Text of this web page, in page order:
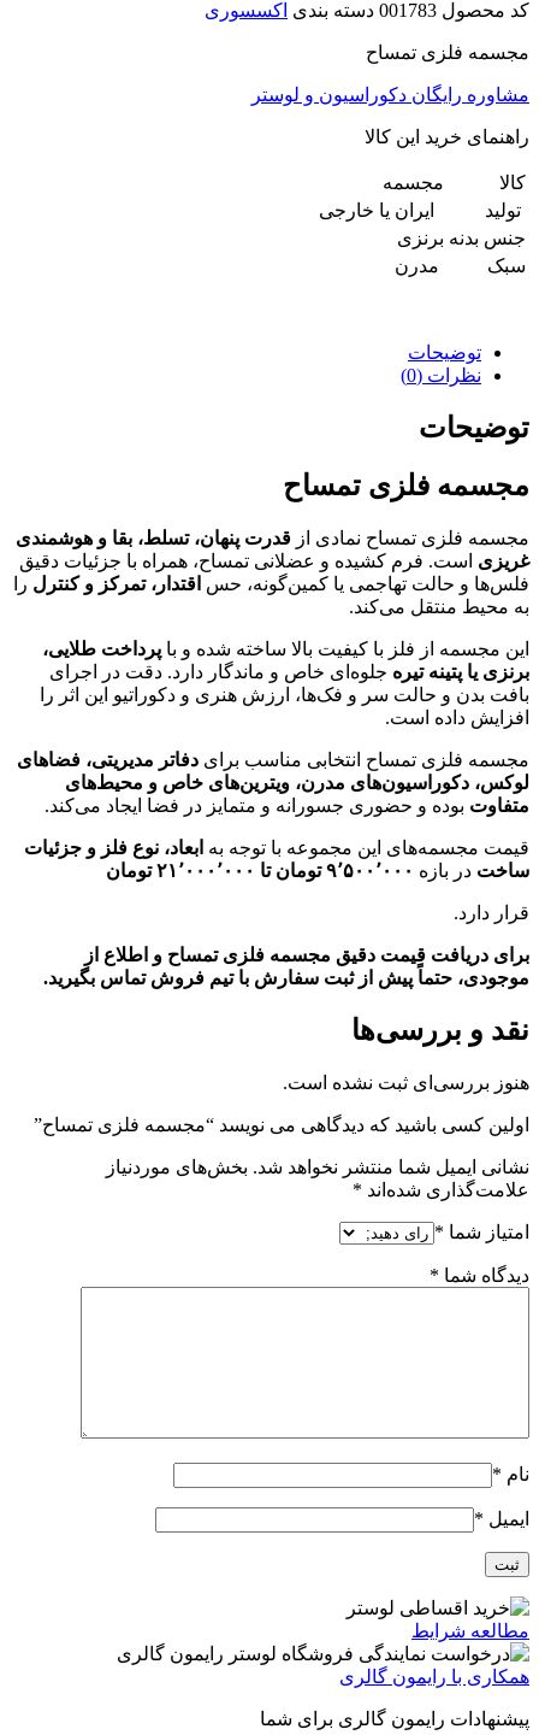
کد محصول 001783 دسته بندی اکسسوری
مجسمه فلزی تمساح
مشاوره رایگان دکوراسیون و لوستر
راهنمای خرید این کالا
کالا
مجسمه
تولید
ایران یا خارجی
جنس بدنه برنزی
سبک
مدرن
توضیحات
نظرات (0)
توضیحات
مجسمه فلزی تمساح
مجسمه فلزی تمساح نمادی از قدرت پنهان، تسلط، بقا و هوشمندی
غریزی است. فرم کشیده و عضلانی تمساح، همراه با جزئیات دقیق
فلس‌ها و حالت تهاجمی یا کمین‌گونه، حس اقتدار، تمرکز و کنترل را
به محیط منتقل می‌کند.
این مجسمه از فلز با کیفیت بالا ساخته شده و با پرداخت طلایی،
برنزی یا پتینه تیره جلوه‌ای خاص و ماندگار دارد. دقت در اجرای
بافت بدن و حالت سر و فک‌ها، ارزش هنری و دکوراتیو این اثر را
افزایش داده است.
مجسمه فلزی تمساح انتخابی مناسب برای دفاتر مدیریتی، فضاهای
لوکس، دکوراسیون‌های مدرن، ویترین‌های خاص و محیط‌های
متفاوت بوده و حضوری جسورانه و متمایز در فضا ایجاد می‌کند.
قیمت مجسمه‌های این مجموعه با توجه به ابعاد، نوع فلز و جزئیات
ساخت در بازه ۹٬۵۰۰٬۰۰۰ تومان تا ۲۱٬۰۰۰٬۰۰۰ تومان
قرار دارد.
برای دریافت قیمت دقیق مجسمه فلزی تمساح و اطلاع از
موجودی، حتماً پیش از ثبت سفارش با تیم فروش تماس بگیرید.
نقد و بررسی‌ها
هنوز بررسی‌ای ثبت نشده است.
اولین کسی باشید که دیدگاهی می نویسد “مجسمه فلزی تمساح”
نشانی ایمیل شما منتشر نخواهد شد. بخش‌های موردنیاز
علامت‌گذاری شده‌اند *
امتیاز شما *
دیدگاه شما *
نام *
ایمیل *
مطالعه شرایط
همکاری با رایمون گالری
پیشنهادات رایمون گالری برای شما